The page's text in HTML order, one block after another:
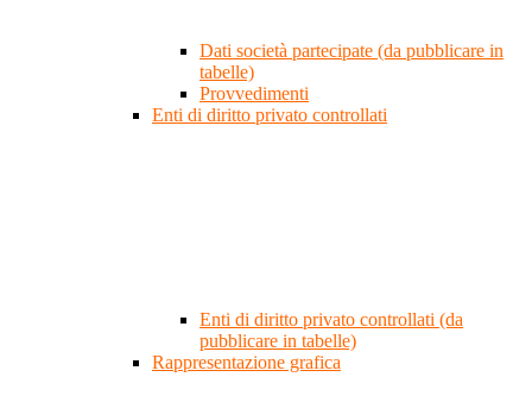
Dati società partecipate (da pubblicare in
tabelle)
Provvedimenti
Enti di diritto privato controllati
Enti di diritto privato controllati (da
pubblicare in tabelle)
Rappresentazione grafica